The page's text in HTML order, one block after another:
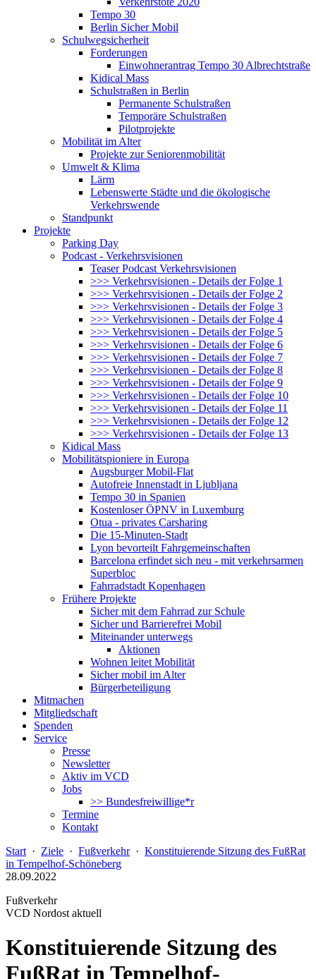
Tempo 30
Berlin Sicher Mobil
Schulwegsicherheit
Forderungen
Einwohnerantrag Tempo 30 Albrechtstraße
Kidical Mass
Schulstraßen in Berlin
Permanente Schulstraßen
Temporäre Schulstraßen
Pilotprojekte
Mobilität im Alter
Projekte zur Seniorenmobilität
Umwelt & Klima
Lärm
Lebenswerte Städte und die ökologische
Verkehrswende
Standpunkt
Projekte
Parking Day
Podcast - Verkehrsvisionen
Teaser Podcast Verkehrsvisionen
>>> Verkehrsvisionen - Details der Folge 1
>>> Verkehrsvisionen - Details der Folge 2
>>> Verkehrsvisionen - Details der Folge 3
>>> Verkehrsvisionen - Details der Folge 4
>>> Verkehrsvisionen - Details der Folge 5
>>> Verkehrsvisionen - Details der Folge 6
>>> Verkehrsvisionen - Details der Folge 7
>>> Verkehrsvisionen - Details der Folge 8
>>> Verkehrsvisionen - Details der Folge 9
>>> Verkehrsvisionen - Details der Folge 10
>>> Verkehrsvisionen - Details der Folge 11
>>> Verkehrsvisionen - Details der Folge 12
>>> Verkehrsvisionen - Details der Folge 13
Kidical Mass
Mobilitätspioniere in Europa
Augsburger Mobil-Flat
Autofreie Innenstadt in Ljubljana
Tempo 30 in Spanien
Kostenloser ÖPNV in Luxemburg
Otua - privates Carsharing
Die 15-Minuten-Stadt
Lyon bevorteilt Fahrgemeinschaften
Barcelona erfindet sich neu - mit verkehrsarmen
Superbloc
Fahrradstadt Kopenhagen
Frühere Projekte
Sicher mit dem Fahrrad zur Schule
Sicher und Barrierefrei Mobil
Miteinander unterwegs
Aktionen
Wohnen leitet Mobilität
Sicher mobil im Alter
Bürgerbeteiligung
Mitmachen
Mitgliedschaft
Spenden
Service
Presse
Newsletter
Aktiv im VCD
Jobs
>> Bundesfreiwillige*r
Termine
Kontakt
Start · Ziele · Fußverkehr· Konstituierende Sitzung des FußRat
in Tempelhof-Schöneberg
28.09.2022
Fußverkehr
VCD Nordost aktuell
Konstituierende Sitzung des
FußRat in Tempelhof-